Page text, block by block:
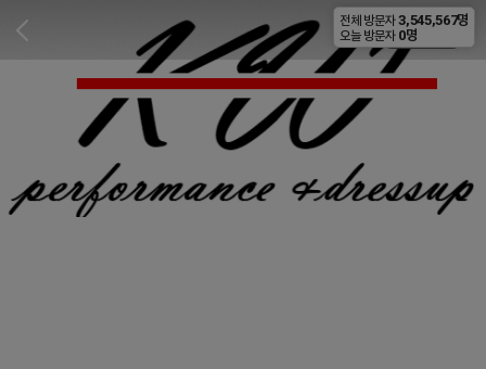
비공개
전체 방문자 3,545,567명
오늘 방문자 0명